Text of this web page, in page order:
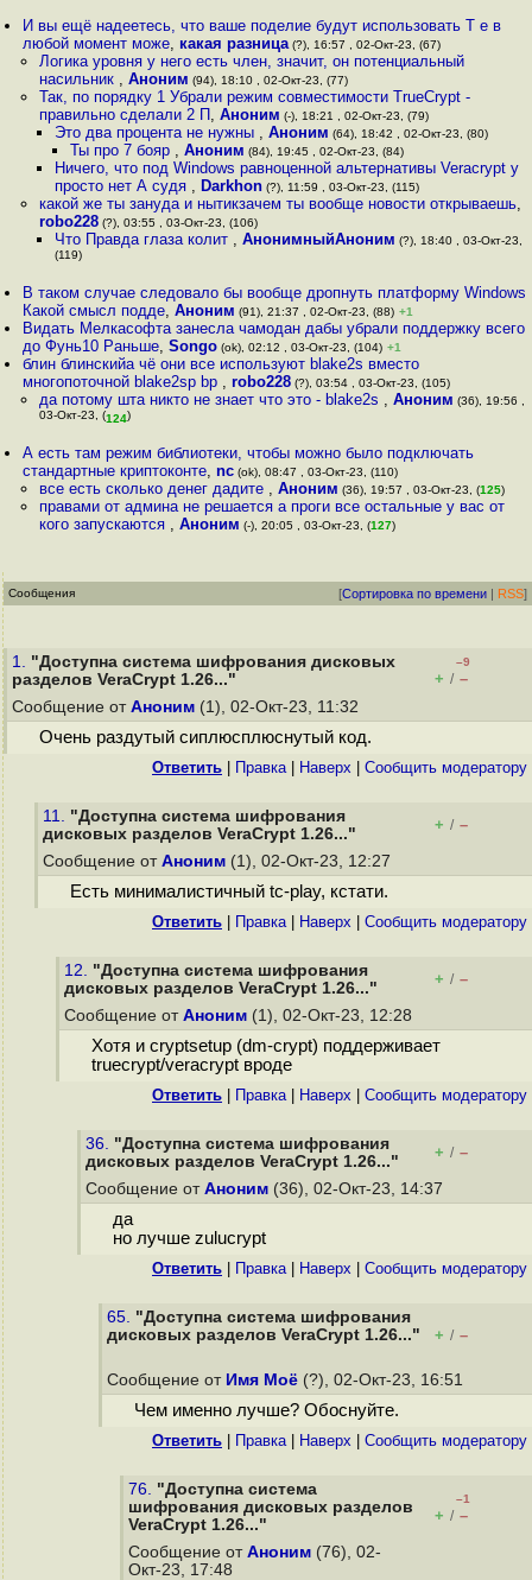
И вы ещё надеетесь, что ваше поделие будут использовать Т е в
любой момент може, какая разница (?), 16:57 , 02-Окт-23, (67)
Логика уровня у него есть член, значит, он потенциальный
насильник , Аноним (94), 18:10 , 02-Окт-23, (77)
Так, по порядку 1 Убрали режим совместимости TrueCrypt -
правильно сделали 2 П , Аноним (-), 18:21 , 02-Окт-23, (79)
Это два процента не нужны , Аноним (64), 18:42 , 02-Окт-23, (80)
Ты про 7 бояр ,Аноним (84), 19:45 , 02-Окт-23, (84)
Ничего, что под Windows равноценной альтернативы Veracrypt у
просто нет А судя , Darkhon(?), 11:59 , 03-Окт-23, (115)
какой же ты зануда и нытикзачем ты вообще новости открываешь,
robo228(?), 03:55 , 03-Окт-23, (106)
Что Правда глаза колит , АнонимныйАноним (?), 18:40 , 03-Окт-23,
(119)
В таком случае следовало бы вообще дропнуть платформу Windows
Какой смысл подде,Аноним (91), 21:37 , 02-Окт-23, (88) +1
Видать Мелкасофта занесла чамодан дабы убрали поддержку всего
до Фунь10 Раньше,Songo (ok), 02:12 , 03-Окт-23, (104) +1
блин блинскийа чё они все используют blake2s вместо
многопоточной blake2sp bp ,robo228 (?), 03:54 , 03-Окт-23, (105)
да потому шта никто не знает что это - blake2s , Аноним (36), 19:56 ,
03-Окт-23, (124)
А есть там режим библиотеки, чтобы можно было подключать
стандартные криптоконте,nc (ok), 08:47 , 03-Окт-23, (110)
все есть сколько денег дадите , Аноним (36), 19:57 , 03-Окт-23, (125)
правами от админа не решается а проги все остальные у вас от
кого запускаются , Аноним (-), 20:05 , 03-Окт-23, (127)
Сообщения [Сортировка по времени | RSS]
1. "Доступна система шифрования дисковых
разделов VeraCrypt 1.26..."
–9
+ / –
Сообщение от Аноним (1), 02-Окт-23, 11:32
Очень раздутый сиплюсплюснутый код.
Ответить Правка| Наверх Cообщить модератору
11. "Доступна система шифрования
дисковых разделов VeraCrypt 1.26..."
+ / –
Сообщение от Аноним (1), 02-Окт-23, 12:27
Есть минималистичный tc-play, кстати.
Ответить Правка| Наверх Cообщить модератору
12. "Доступна система шифрования
дисковых разделов VeraCrypt 1.26..."
+ / –
Сообщение от Аноним (1), 02-Окт-23, 12:28
Хотя и cryptsetup (dm-crypt) поддерживает
truecrypt/veracrypt вроде
Ответить Правка| Наверх Cообщить модератору
36. "Доступна система шифрования
дисковых разделов VeraCrypt 1.26..."
+ / –
Сообщение от Аноним (36), 02-Окт-23, 14:37
да
но лучше zulucrypt
Ответить Правка| Наверх Cообщить модератору
65. "Доступна система шифрования
дисковых разделов VeraCrypt 1.26..."
+ / –
Сообщение от Имя Моё (?), 02-Окт-23, 16:51
Чем именно лучше? Обоснуйте.
Ответить Правка| Наверх Cообщить модератору
76. "Доступна система
шифрования дисковых разделов
VeraCrypt 1.26..."
–1
+ / –
Сообщение от Аноним (76), 02-
Окт-23, 17:48